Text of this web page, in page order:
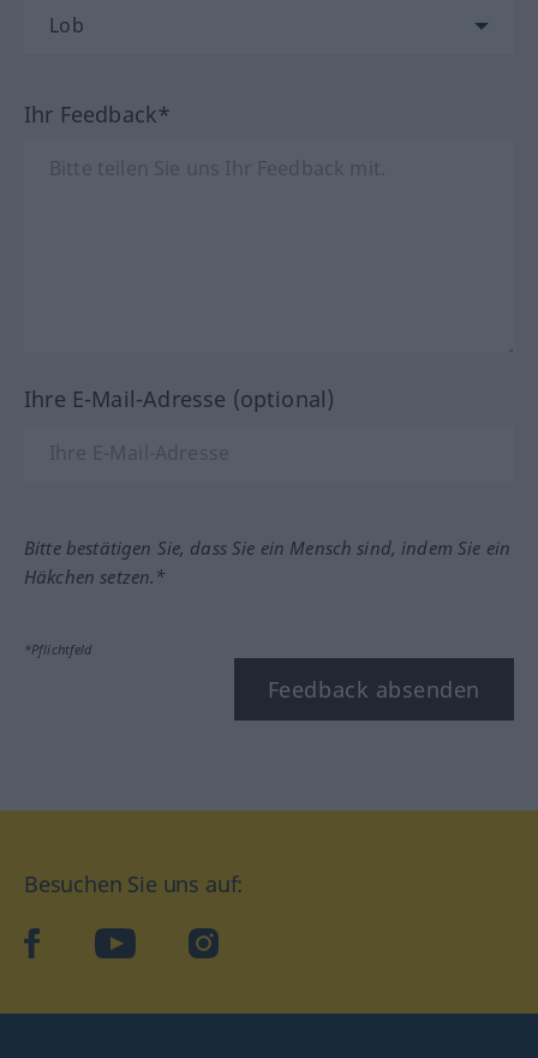
Ihr Feedback*
Ihre E-Mail-Adresse (optional)
Bitte bestätigen Sie, dass Sie ein Mensch sind, indem Sie ein
Häkchen setzen.*
*Pflichtfeld
Feedback absenden
Besuchen Sie uns auf:
facebookYouTube Instagram